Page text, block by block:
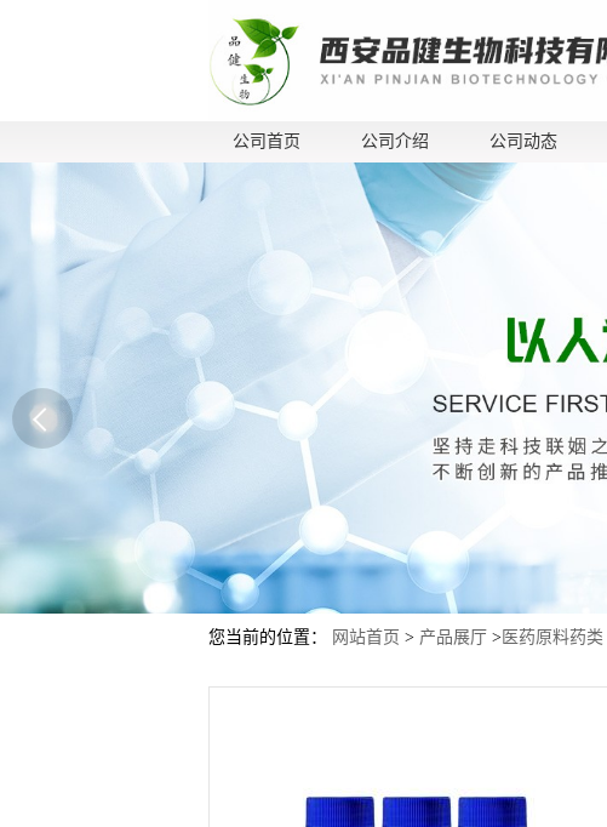
公司首页 公司介绍 公司动态
您当前的位置： 网站首页 > 产品展厅 > 医药原料药类